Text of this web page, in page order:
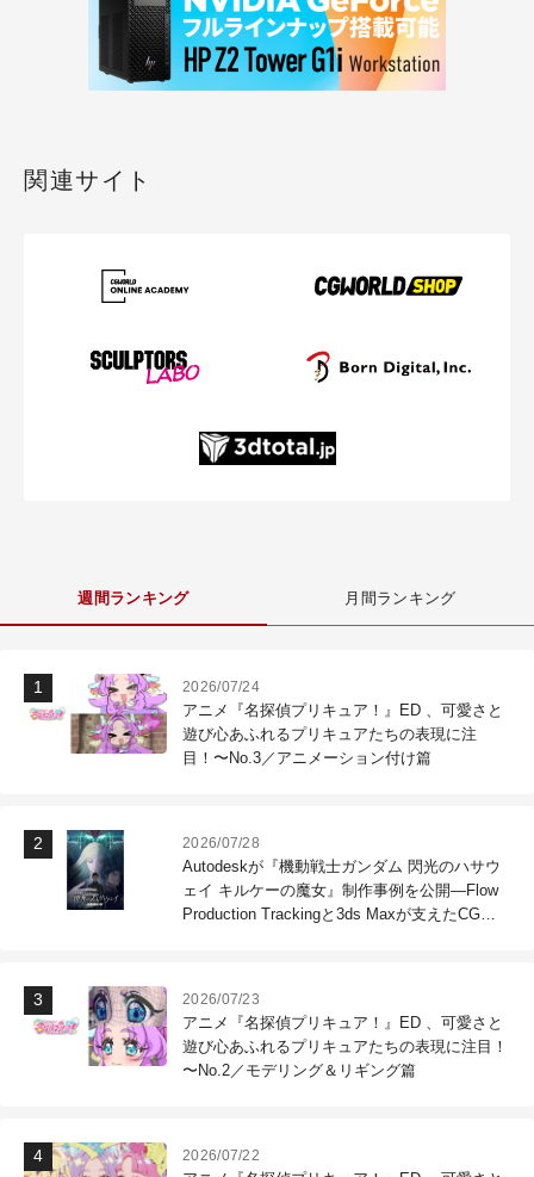
関連サイト
週間ランキング 月間ランキング
2026/07/24
アニメ『名探偵プリキュア！』ED 、可愛さと
遊び心あふれるプリキュアたちの表現に注
目！〜No.3／アニメーション付け篇
2026/07/28
Autodeskが『機動戦士ガンダム 閃光のハサウ
ェイ キルケーの魔女』制作事例を公開―Flow
Production Trackingと3ds Maxが支えたCG制
2026/07/23
アニメ『名探偵プリキュア！』ED 、可愛さと
遊び心あふれるプリキュアたちの表現に注目！
〜No.2／モデリング＆リギング篇
2026/07/22